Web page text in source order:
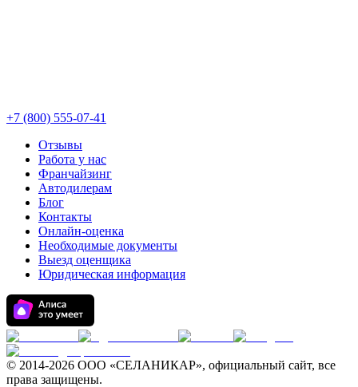
+7 (800) 555-07-41
Отзывы
Работа у нас
Франчайзинг
Автодилерам
Блог
Контакты
Онлайн-оценка
Необходимые документы
Выезд оценщика
Юридическая информация
© 2014-2026 ООО «СЕЛАНИКАР», официальный сайт, все
права защищены.